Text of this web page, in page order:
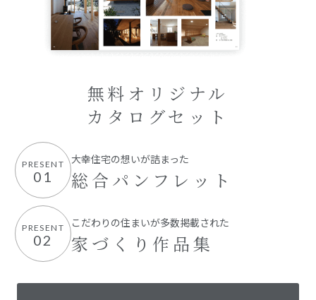
受付時間：9:00～17:00
無料オリジナル
カタログセット
PRESENT
01
大幸住宅の想いが詰まった
総合パンフレット
PRESENT
02
こだわりの住まいが多数掲載された
家づくり作品集